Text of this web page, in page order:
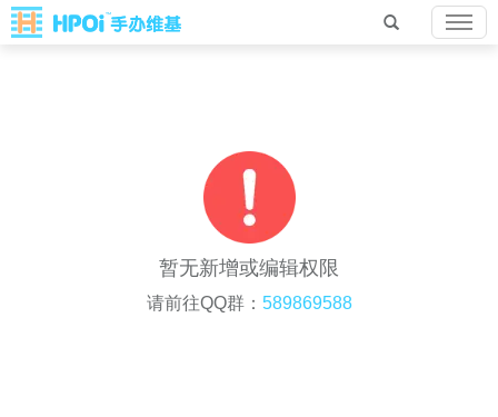
暂无新增或编辑权限
请前往QQ群： 589869588